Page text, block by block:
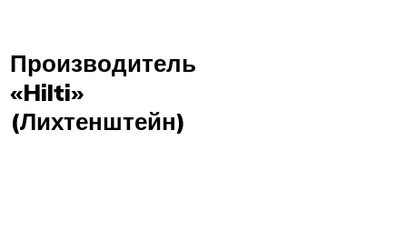
Производитель
«Hilti»
(Лихтенштейн)